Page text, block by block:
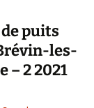
puits
les-
– 2 2021